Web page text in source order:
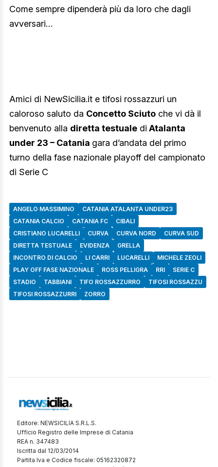
Come sempre dipenderà più da loro che dagli
avversari…
Amici di NewSicilia.it e tifosi rossazzuri un
caloroso saluto da Concetto Sciuto che vi dà il
benvenuto alla diretta testuale di Atalanta
under 23 – Catania gara d’andata del primo
turno della fase nazionale playoff del campionato
di Serie C
ANGELO MASSIMINO
CATANIA ATALANTA UNDER23
CATANIA CALCIO
CATANIA FC
CIBALI
CRISTIANO LUCARELLI
CURVA CURVA NORD
CURVA SUD
DIRETTA TESTUALE
EVIDENZA
GRELLA
INCONTRO DI CALCIO
LI CARRI LUCARELLI
MICHELE ZEOLI
PLAY OFF FASE NAZIONALE
ROSS PELLIGRA RRI
SERIE C
STADIO
TABBIANI TIFO ROSSAZZURRO
TIFOSI ROSSAZZU
TIFOSI ROSSAZZURRI
ZORRO
Editore: NEWSICILIA S.R.L.S.
Ufficio Registro delle Imprese di Catania
REA n. 347483
Iscritta dal 12/03/2014
Partita Iva e Codice fiscale: 05162320872